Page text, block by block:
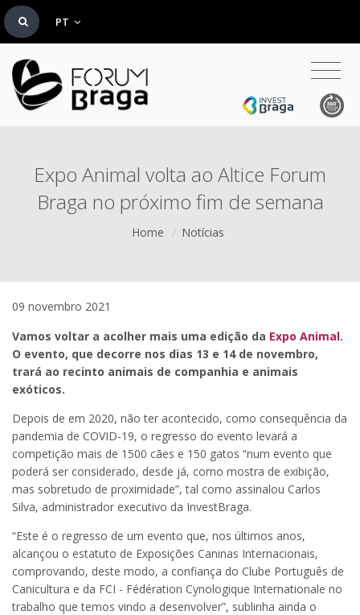
PT
Expo Animal volta ao Altice Forum
Braga no próximo fim de semana
Home / Notícias
09 novembro 2021
Vamos voltar a acolher mais uma edição da Expo Animal.
O evento, que decorre nos dias 13 e 14 de novembro,
trará ao recinto animais de companhia e animais
exóticos.
Depois de em 2020, não ter acontecido, como consequência da
pandemia de COVID-19, o regresso do evento levará a
competição mais de 1500 cães e 150 gatos “num evento que
poderá ser considerado, desde já, como mostra de exibição,
mas sobretudo de proximidade”, tal como assinalou Carlos
Silva, administrador executivo da InvestBraga.
“Este é o regresso de um evento que, nos últimos anos,
alcançou o estatuto de Exposições Caninas Internacionais,
comprovando, deste modo, a confiança do Clube Português de
Canicultura e da FCI - Fédération Cynologique Internationale no
trabalho que temos vindo a desenvolver”, sublinha ainda o